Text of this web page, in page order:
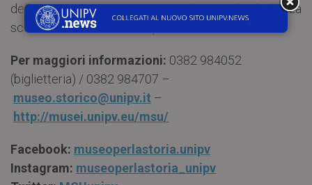
della Mostra, a riconoscere la grande bellezza
scientifica delle collezioni preservate al Museo.
Per maggiori informazioni: 0382 984052
(biglietteria) / 0382 984707 –
museo.storico@unipv.it –
http://musei.unipv.eu/msu/
Facebook: museoperlastoria.unipv
Instagram: museoperlastoria_unipv